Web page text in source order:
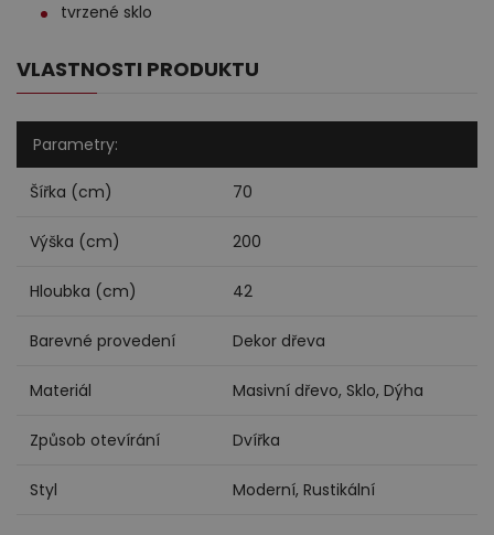
tvrzené sklo
VLASTNOSTI PRODUKTU
Parametry:
Šířka (cm) 70
Výška (cm) 200
Hloubka (cm) 42
Barevné provedení Dekor dřeva
Materiál Masivní dřevo, Sklo, Dýha
Způsob otevírání Dvířka
Styl Moderní, Rustikální